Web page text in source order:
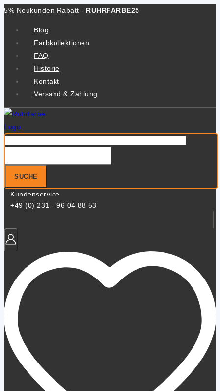
Zum
5% Neukunden Rabatt - RUHRFARBE25
Blog
Farbkollektionen
FAQ
Historie
Kontakt
Versand & Zahlung
nach:
SUCHE
Kundenservice
+49 (0) 231 - 96 04 88 53